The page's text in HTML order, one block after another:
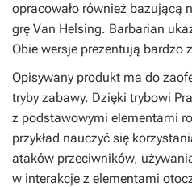
opracowało również bazującą
grę Van Helsing. Barbarian
Obie wersje prezentują bardzo
Opisywany produkt ma do
tryby zabawy. Dzięki trybowi
z podstawowymi elementami
przykład nauczyć się
ataków przeciwników,
w interakcje z elementami